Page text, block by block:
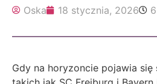
Oska 18 stycznia, 2026
Gdy na horyzoncie pojawia się